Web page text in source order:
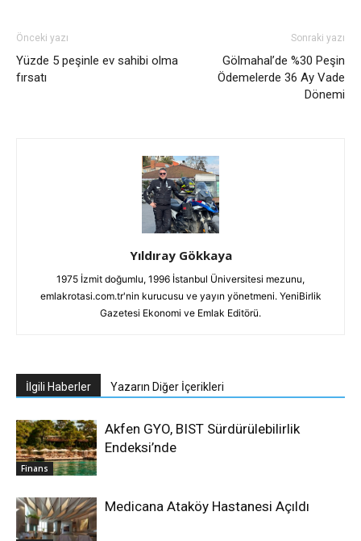
Önceki yazı
Yüzde 5 peşinle ev sahibi olma
fırsatı
Sonraki yazı
Gölmahal’de %30 Peşin
Ödemelerde 36 Ay Vade
Dönemi
Yıldıray Gökkaya
1975 İzmit doğumlu, 1996 İstanbul Üniversitesi mezunu,
emlakrotasi.com.tr'nin kurucusu ve yayın yönetmeni. YeniBirlik
Gazetesi Ekonomi ve Emlak Editörü.
İlgili Haberler Yazarın Diğer İçerikleri
Finans
Akfen GYO, BIST Sürdürülebilirlik
Endeksi’nde
Medicana Ataköy Hastanesi Açıldı